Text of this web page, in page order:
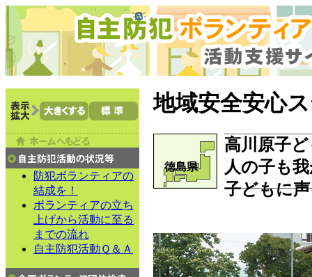
防犯ボランティアの
結成を！
ボランティアの立ち
上げから活動に至る
までの流れ
自主防犯活動Ｑ＆Ａ
地域安全安心
徳島県
高川原子
人の子も
子どもに